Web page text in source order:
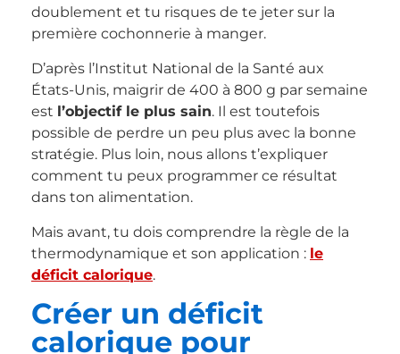
doublement et tu risques de te jeter sur la
première cochonnerie à manger.
D’après l’Institut National de la Santé aux
États-Unis, maigrir de 400 à 800 g par semaine
est l’objectif le plus sain. Il est toutefois
possible de perdre un peu plus avec la bonne
stratégie. Plus loin, nous allons t’expliquer
comment tu peux programmer ce résultat
dans ton alimentation.
Mais avant, tu dois comprendre la règle de la
thermodynamique et son application : le
déficit calorique.
Créer un déficit
calorique pour